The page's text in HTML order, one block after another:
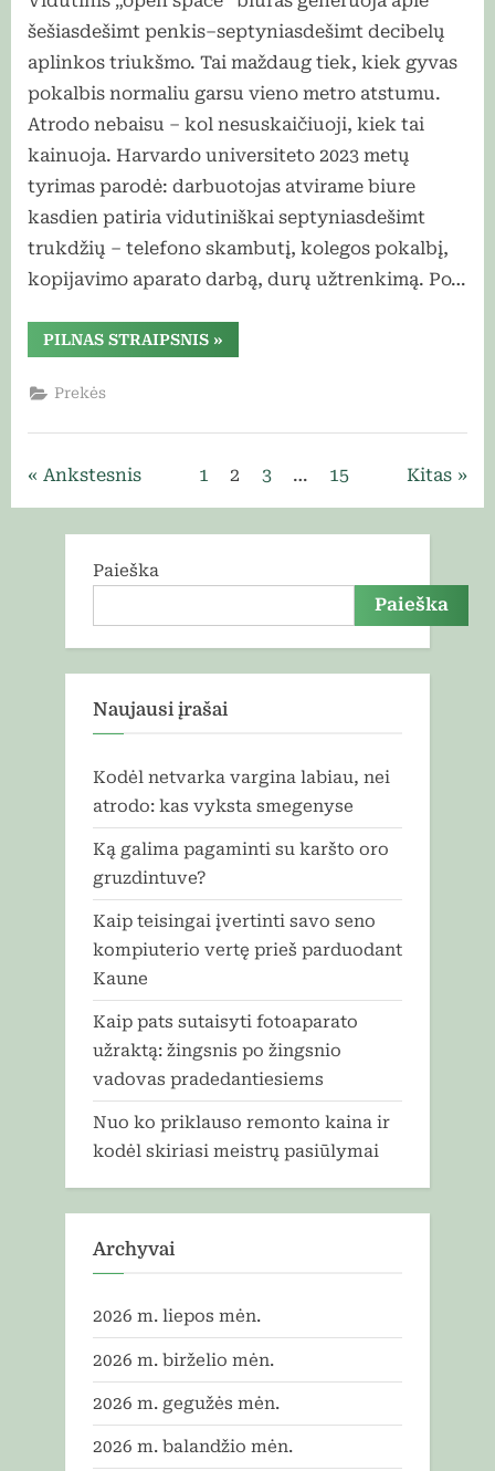
šešiasdešimt penkis–septyniasdešimt decibelų
aplinkos triukšmo. Tai maždaug tiek, kiek gyvas
pokalbis normaliu garsu vieno metro atstumu.
Atrodo nebaisu – kol nesuskaičiuoji, kiek tai
kainuoja. Harvardo universiteto 2023 metų
tyrimas parodė: darbuotojas atvirame biure
kasdien patiria vidutiniškai septyniasdešimt
trukdžių – telefono skambutį, kolegos pokalbį,
kopijavimo aparato darbą, durų užtrenkimą. Po…
PILNAS STRAIPSNIS“Triukšmas
biure
yra
»
Prekės
Įrašų
puslapiavimas
Ankstesnis 1 2 3 … 15 Kitas
Paieška
Paieška
Naujausi įrašai
Kodėl netvarka vargina labiau, nei
atrodo: kas vyksta smegenyse
Ką galima pagaminti su karšto oro
gruzdintuve?
Kaip teisingai įvertinti savo seno
kompiuterio vertę prieš parduodant
Kaune
Kaip pats sutaisyti fotoaparato
užraktą: žingsnis po žingsnio
vadovas pradedantiesiems
Nuo ko priklauso remonto kaina ir
kodėl skiriasi meistrų pasiūlymai
Archyvai
2026 m. liepos mėn.
2026 m. birželio mėn.
2026 m. gegužės mėn.
2026 m. balandžio mėn.